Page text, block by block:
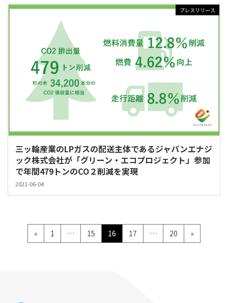
プレスリリース
三ッ輪産業のLPガスの配送主体であるジャパンエナジ
ック株式会社が「グリーン・エコプロジェクト」参加
で年間479トンのCO２削減を実現
2021-06-04
«
ペ
ー
1 …
ペ
ー
15
ペ
ー
16
ペ
ー
17 …
ペ
ー
20 »